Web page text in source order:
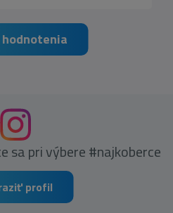
sa pri výbere #najkoberce
profil